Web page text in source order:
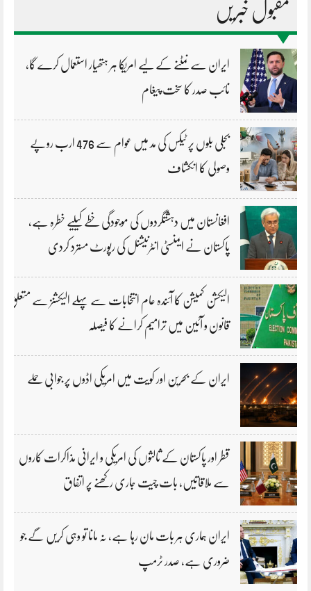
مقبول خبریں
ایران سے نمٹنے کے لیے امریکا ہر ہتھیار استعمال کرے گا،
نائب صدر کا سخت پیغام
بجلی بلوں پر ٹیکس کی مد میں عوام سے 476 ارب روپے
وصولی کا انکشاف
افغانستان میں دہشتگردوں کی موجودگی خطے کیلیے خطرہ ہے،
پاکستان نے ایمنسٹی انٹرنیشنل کی رپورٹ مسترد کردی
الیکشن کمیشن کا آئندہ عام انتخابات سے پہلے الیکشنز سے متعلق
قانون و آئین میں ترامیم کرانے کا فیصلہ
ایران کے بحرین اور کویت میں امریکی اڈوں پر جوابی حملے
قطر اور پاکستان کے ثالثوں کی امریکی و ایرانی مذاکرات کاروں
سے ملاقاتیں، بات چیت جاری رکھنے پر اتفاق
ایران ہماری ہر بات مان رہا ہے، نہ مانا تو وہی کریں گے جو
ضروری ہے، صدر ٹرمپ